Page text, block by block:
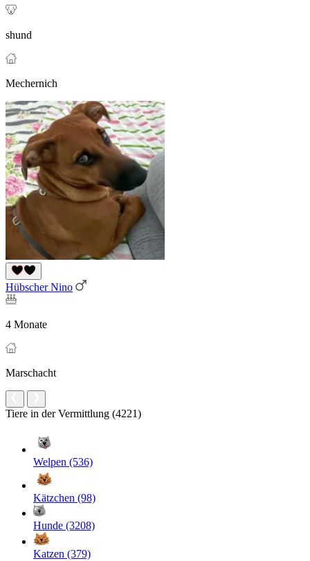
shund
Mechernich
Hübscher Nino
4 Monate
Marschacht
Tiere in der Vermittlung (4221)
Welpen (536)
Kätzchen (98)
Hunde (3208)
Katzen (379)